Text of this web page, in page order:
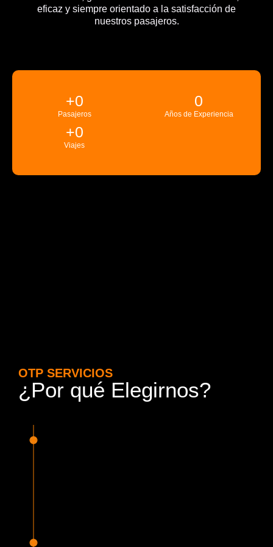
eficaz y siempre orientado a la satisfacción de
nuestros pasajeros.
Pasajeros
+0
Años de Experiencia
0
Viajes
+0
OTP SERVICIOS
¿Por qué Elegirnos?